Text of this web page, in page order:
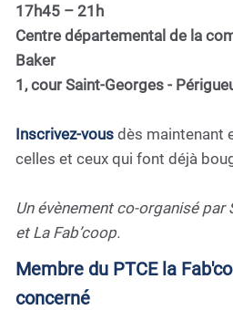
17h45 – 21h
Centre départemental de la
Baker
1, cour Saint-Georges -
Inscrivez-vous dès maintenant
celles et ceux qui font déjà
Un évènement co-organisé par
et La Fab’coop.
Membre du PTCE la
concerné